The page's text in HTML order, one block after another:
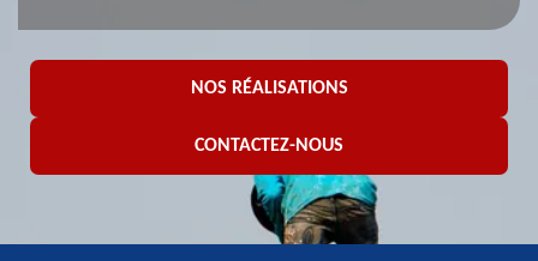
NOS RÉALISATIONS
CONTACTEZ-NOUS